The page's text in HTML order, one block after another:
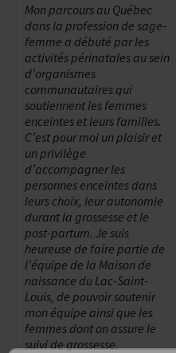
Mon parcours au Québec
dans la profession de sage-
femme a débuté par les
activités périnatales au sein
d’organismes
communautaires qui
soutiennent les femmes
enceintes et leurs familles.
C’est pour moi un plaisir et
un privilège
d’accompagner les
personnes enceintes dans
leurs choix, leur autonomie
durant la grossesse et le
post-partum. Je suis
heureuse de faire partie de
l’équipe de la Maison de
naissance du Lac-Saint-
Louis, de pouvoir soutenir
mon équipe ainsi que les
femmes dont on assure le
suivi de grossesse.